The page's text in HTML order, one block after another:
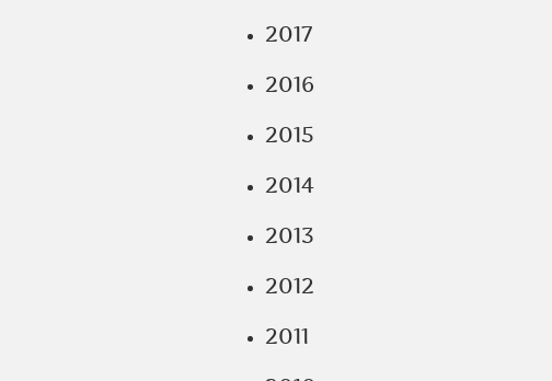
2017
2016
2015
2014
2013
2012
2011